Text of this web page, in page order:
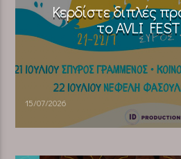
Κερδίστε διπλές
το AVLI
15/07/2026